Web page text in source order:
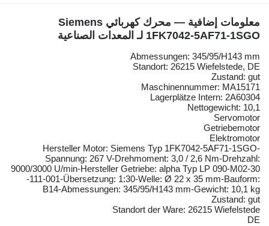
معلومات إضافية — محرك كهربائي Siemens
1FK7042-5AF71-1SGO لـ المعدات الصناعية
Abmessungen: 345/95/H143 mm
Standort: 26215 Wiefelstede, DE
Zustand: gut
Maschinennummer: MA15171
Lagerplätze Intern: 2A60304
Nettogewicht: 10,1
Servomotor
Getriebemotor
Elektromotor
Hersteller Motor: Siemens Typ 1FK7042-5AF71-1SGO-
Spannung: 267 V-Drehmoment: 3,0 / 2,6 Nm-Drehzahl:
9000/3000 U/min-Hersteller Getriebe: alpha Typ LP 090-M02-30
-111-001-Übersetzung: 1:30-Welle: Ø 22 x 35 mm-Bauform:
B14-Abmessungen: 345/95/H143 mm-Gewicht: 10,1 kg
Zustand: gut
Standort der Ware: 26215 Wiefelstede
DE